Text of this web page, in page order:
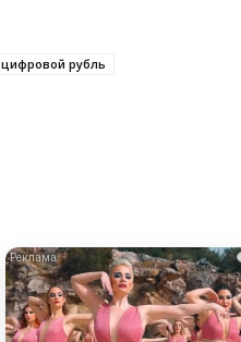
цифровой рубль